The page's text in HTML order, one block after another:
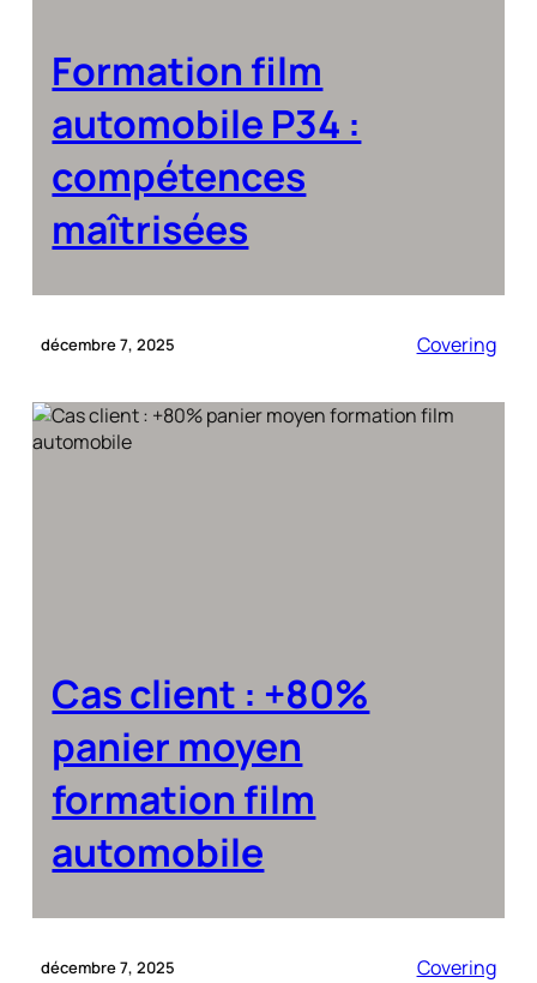
Formation film
automobile P34 :
compétences
maîtrisées
décembre 7, 2025 Covering
Cas client : +80%
panier moyen
formation film
automobile
décembre 7, 2025 Covering